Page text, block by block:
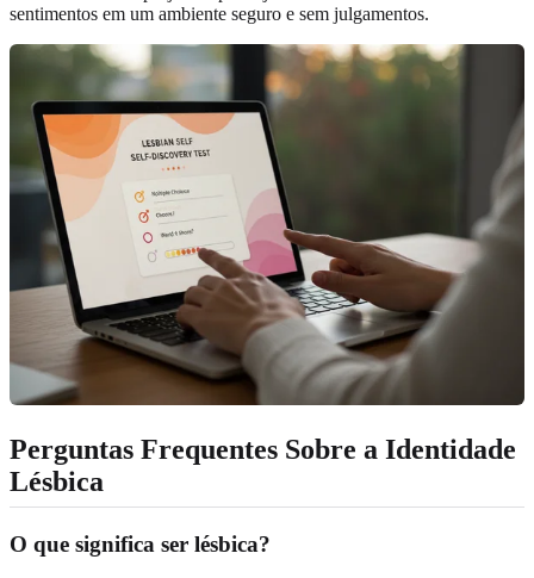
sentimentos em um ambiente seguro e sem julgamentos.
Perguntas Frequentes Sobre a Identidade
Lésbica
O que significa ser lésbica?